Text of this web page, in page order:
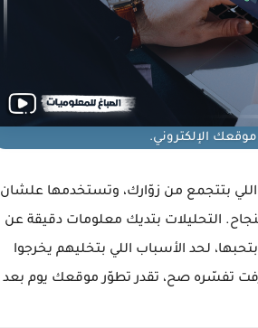
الإلكتروني.
اللي بتتجمع من زوّارك، وتستخدمها علشان
التحليلات بتديك معلومات دقيقة عن
لحد الأسباب اللي بتخليهم يخرجوا
تفسّره صح، تقدر تطوّر موقعك يوم بعد